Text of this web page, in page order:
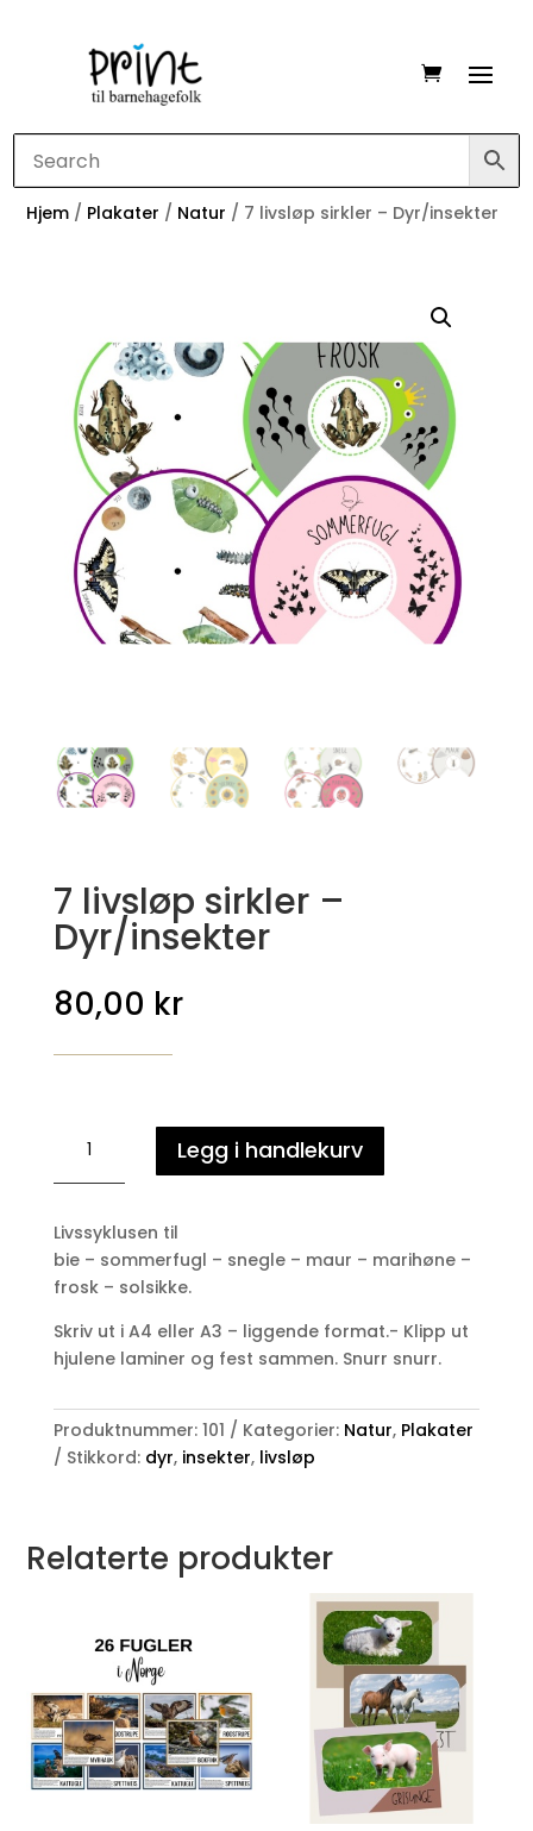
Hjem / Plakater / Natur / 7 livsløp sirkler – Dyr/insekter
7 livsløp sirkler –
Dyr/insekter
80,00 kr
livsløp
sirkler
Dyr/insekter
antall
Legg i handlekurv
Livssyklusen til
bie – sommerfugl – snegle – maur – marihøne –
frosk – solsikke.
Skriv ut i A4 eller A3 – liggende format.- Klipp ut
hjulene laminer og fest sammen. Snurr snurr.
Produktnummer: 101 Kategorier: Natur, Plakater
Stikkord: dyr, insekter, livsløp
Relaterte produkter